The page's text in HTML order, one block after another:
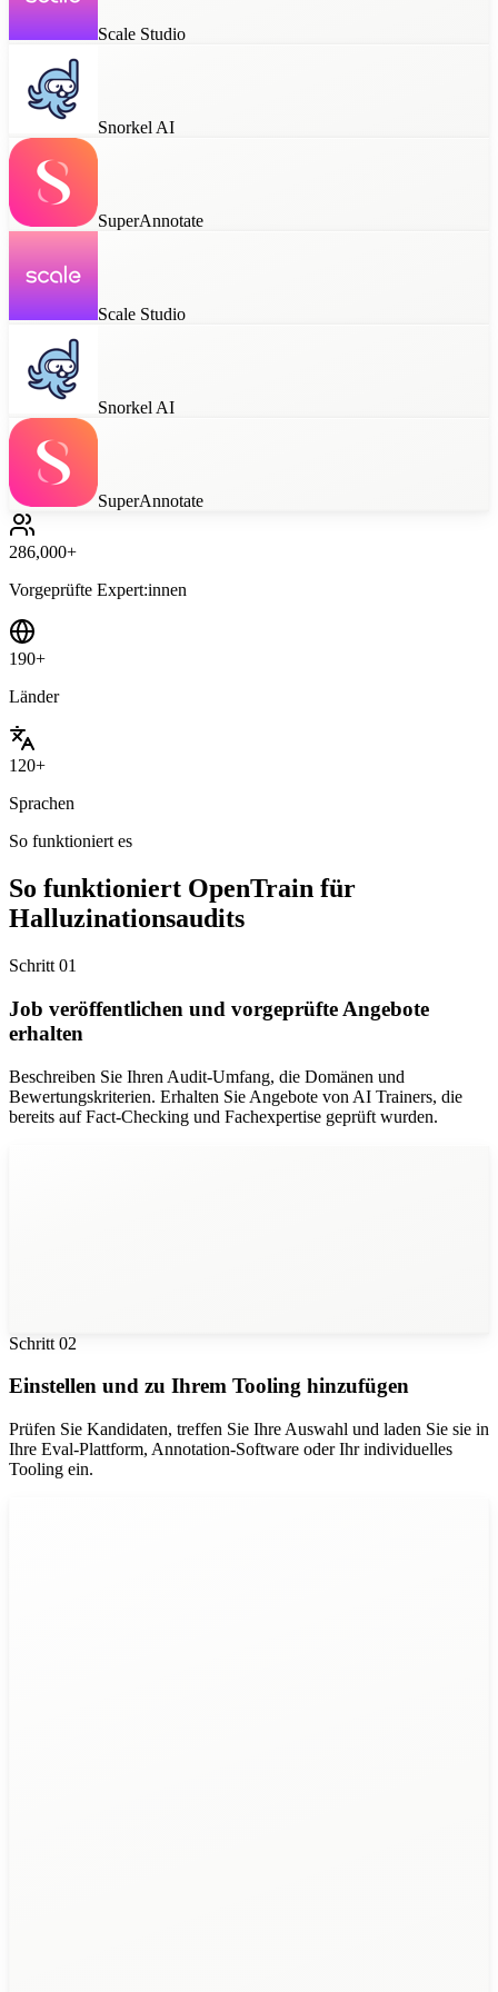
Scale Studio
Snorkel AI
SuperAnnotate
Scale Studio
Snorkel AI
SuperAnnotate
286,000+
Vorgeprüfte Expert:innen
190+
Länder
120+
Sprachen
So funktioniert es
So funktioniert OpenTrain für
Halluzinationsaudits
Schritt 01
Job veröffentlichen und vorgeprüfte Angebote
erhalten
Beschreiben Sie Ihren Audit-Umfang, die Domänen und
Bewertungskriterien. Erhalten Sie Angebote von AI Trainers, die
bereits auf Fact-Checking und Fachexpertise geprüft wurden.
Schritt 02
Einstellen und zu Ihrem Tooling hinzufügen
Prüfen Sie Kandidaten, treffen Sie Ihre Auswahl und laden Sie sie in
Ihre Eval-Plattform, Annotation-Software oder Ihr individuelles
Tooling ein.